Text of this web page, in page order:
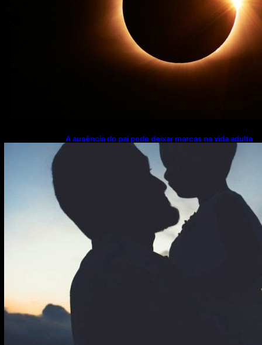
A ausência do pai pode deixar marcas na vida adulta
— e nem sempre elas aparecem onde você imagina